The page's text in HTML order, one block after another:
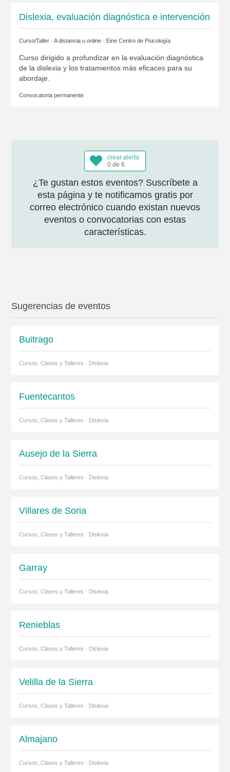
Dislexia, evaluación diagnóstica e intervención
Curso/Taller · A distancia u online · Eine Centro de Psicología
Curso dirigido a profundizar en la evaluación diagnóstica
de la dislexia y los tratamientos más eficaces para su
abordaje.
Convocatoria permanente
crear alerta
0 de 6
¿Te gustan estos eventos? Suscríbete a
esta página y te notificamos gratis por
correo electrónico cuando existan nuevos
eventos o convocatorias con estas
características.
Sugerencias de eventos
Buitrago
Cursos, Clases y Talleres · Dislexia
Fuentecantos
Cursos, Clases y Talleres · Dislexia
Ausejo de la Sierra
Cursos, Clases y Talleres · Dislexia
Villares de Soria
Cursos, Clases y Talleres · Dislexia
Garray
Cursos, Clases y Talleres · Dislexia
Renieblas
Cursos, Clases y Talleres · Dislexia
Velilla de la Sierra
Cursos, Clases y Talleres · Dislexia
Almajano
Cursos, Clases y Talleres · Dislexia